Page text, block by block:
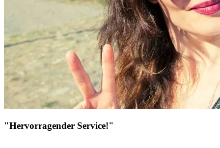
"Hervorragender Service!"